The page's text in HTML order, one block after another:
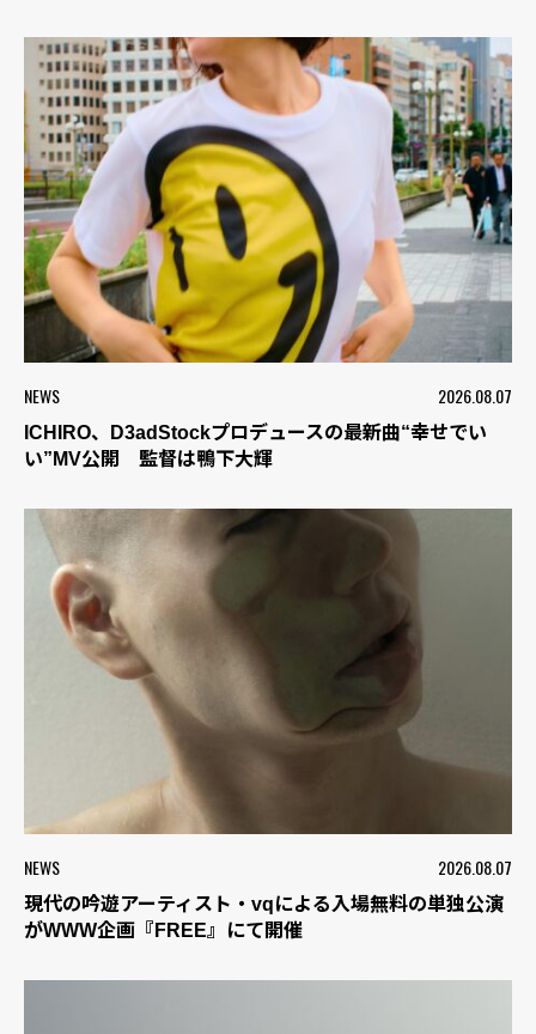
NEWS 2026.08.07
ICHIRO、D3adStockプロデュースの最新曲“幸せでい
い”MV公開 監督は鴨下大輝
NEWS 2026.08.07
現代の吟遊アーティスト・vqによる入場無料の単独公演
がWWW企画『FREE』にて開催